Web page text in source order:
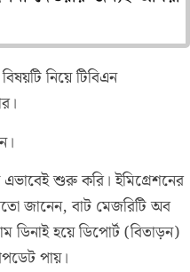
নিয়ে টিবিএন
শুরু করি। ইমিগ্রেশনের
জানেন, বাট মেজরিটি অব
ডিনাই হয়ে ডিপোর্ট (বিতাড়ন)
পায়।